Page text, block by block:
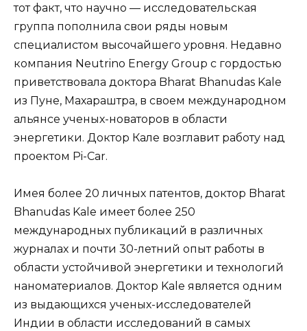
тот факт, что научно — исследовательская
группа пополнила свои ряды новым
специалистом высочайшего уровня. Недавно
компания Neutrino Energy Group с гордостью
приветствовала доктора Bharat Bhanudas Kale
из Пуне, Махараштра, в своем международном
альянсе ученых-новаторов в области
энергетики. Доктор Кале возглавит работу над
проектом Pi-Car.
Имея более 20 личных патентов, доктор Bharat
Bhanudas Kale имеет более 250
международных публикаций в различных
журналах и почти 30-летний опыт работы в
области устойчивой энергетики и технологий
наноматериалов. Доктор Kale является одним
из выдающихся ученых-исследователей
Индии в области исследований в самых